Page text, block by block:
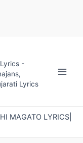
-
Lyrics
MAGATO LYRICS|